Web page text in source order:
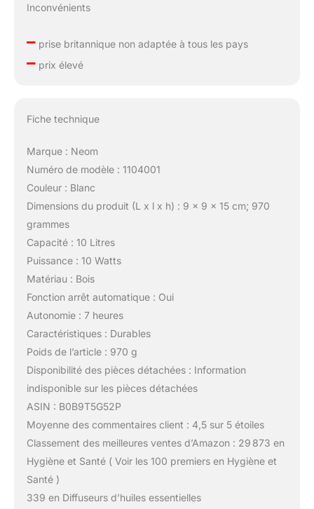
Inconvénients
–prise britannique non adaptée à tous les pays
–prix élevé
Fiche technique
Marque : Neom
Numéro de modèle : 1104001
Couleur : Blanc
Dimensions du produit (L x l x h) : 9 x 9 x 15 cm; 970
grammes
Capacité : 10 Litres
Puissance : 10 Watts
Matériau : Bois
Fonction arrêt automatique : Oui
Autonomie : 7 heures
Caractéristiques : Durables
Poids de l’article : 970 g
Disponibilité des pièces détachées : Information
indisponible sur les pièces détachées
ASIN : B0B9T5G52P
Moyenne des commentaires client : 4,5 sur 5 étoiles
Classement des meilleures ventes d’Amazon : 29 873 en
Hygiène et Santé ( Voir les 100 premiers en Hygiène et
Santé )
339 en Diffuseurs d’huiles essentielles